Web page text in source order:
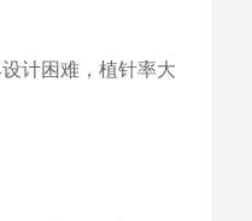
计困难，植针率大